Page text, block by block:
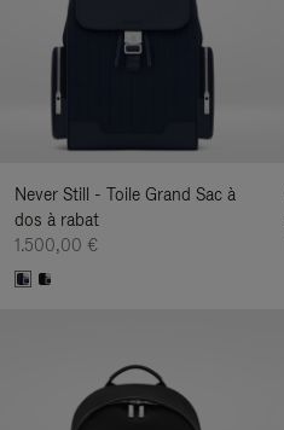
Never Still - Toile Grand Sac à
dos à rabat
1.500,00 €